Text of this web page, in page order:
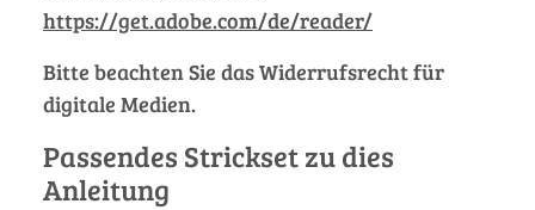
https://get.adobe.com/de/reader/
Bitte beachten Sie das Widerrufsrecht für
digitale Medien.
Passendes Strickset zu dies
Anleitung